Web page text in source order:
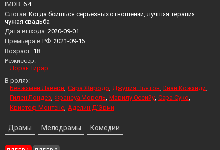
IMDB: 6.4
Слоган: Когда боишься серьезных отношений, лучшая терапия –
чужая свадьба
Дата выхода: 2020-09-01
Премьера в РФ: 2021-09-16
Возраст: 18
Режиссер:
Лоран Тирар
В ролях:
Бенжамен Лаверн Сара Жиродо Джулия Пьятон Киан Кожанди
Гилен Лондез Франсуа Морель Марилу Оссийу Сара Суко
Кристоф Монтене Аделин Д’Эрми
Драмы Мелодрамы Комедии